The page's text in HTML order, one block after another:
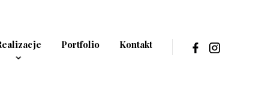
Portfolio Kontakt